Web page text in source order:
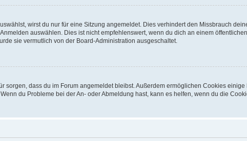
wirst du nur für eine Sitzung angemeldet. Dies verhindert den Missbrauch
auswählen. Dies ist nicht empfehlenswert, wenn du dich an einem
sie vermutlich von der Board-Administration ausgeschaltet.
sorgen, dass du im Forum angemeldet bleibst. Außerdem ermöglichen Cookies
du Probleme bei der An- oder Abmeldung hast, kann es helfen, wenn du die